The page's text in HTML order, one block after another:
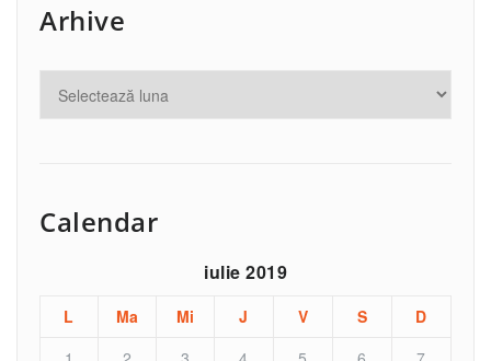
Arhive
Calendar
iulie 2019
L Ma Mi J V S
D